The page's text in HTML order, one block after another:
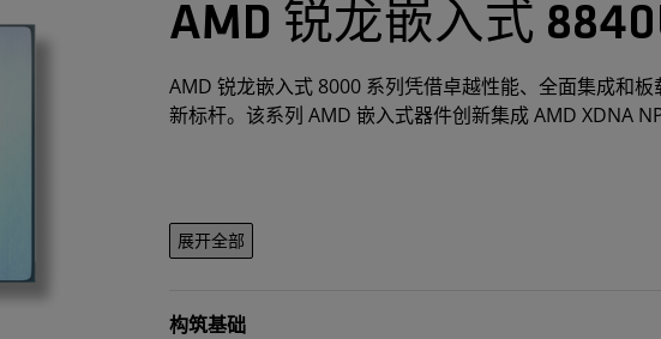
AMD 锐龙嵌入式
AMD 锐龙嵌入式 8000 系列凭借卓越性能、全面集成和
新标杆。该系列 AMD 嵌入式器件创新集成 AMD XDNA
展开全部
构筑基础